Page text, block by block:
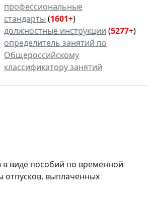
профессиональные
стандарты (1601+)
должностные инструкции (5277+)
определитель занятий по
Общероссийскому
классификатору занятий
в виде пособий по временной
отпусков, выплаченных